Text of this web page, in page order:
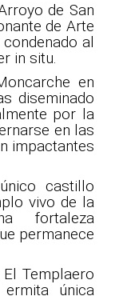
de San
de Arte
al
in situ.
en
diseminado
por la
en las
impactantes
castillo
vivo de la
fortaleza
permanece
Templaero
única